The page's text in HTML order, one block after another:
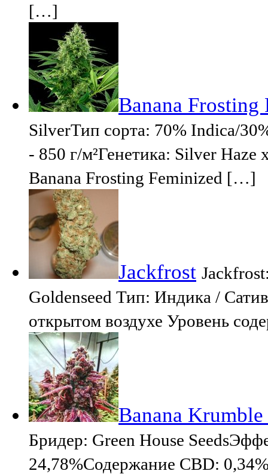
[…]
Banana
SilverТип сорта: 70% Indica/
- 850 г/м²Генетика: Silver
Banana Frosting Feminized […]
Jackfrost
Goldenseed Тип: Индика /
открытом воздухе Уровень
Banana Krumble
Бридер: Green House
24,78%Содержание CBD: